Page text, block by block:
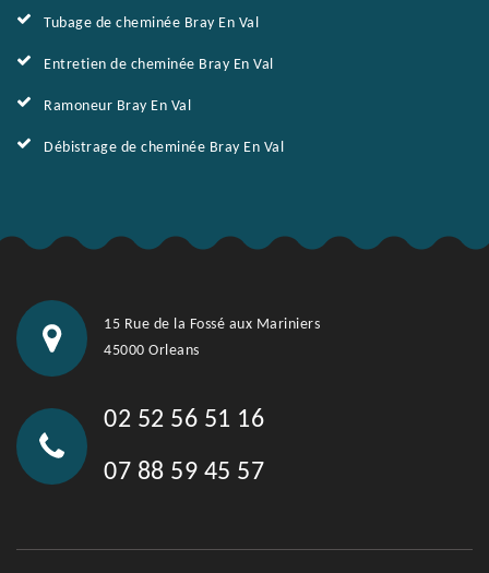
Tubage de cheminée Bray En Val
Entretien de cheminée Bray En Val
Ramoneur Bray En Val
Débistrage de cheminée Bray En Val
15 Rue de la Fossé aux Mariniers
45000 Orleans
02 52 56 51 16
07 88 59 45 57